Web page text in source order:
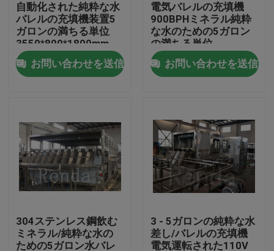
工場旅行
品質管理
引用を要求しなさい
Company News
ビール充填機
自動化された純粋な水
バレルの充填機装置5
ガロンの満ちる単位
3550*800*1800mm
お問い合わせを送信
電気バレルの充填機
900BPHミネラル純粋
な水のための5ガロン
の満ちる単位
お問い合わせを送信
304ステンレス鋼飲む
ミネラル/純粋な水の
ための5ガロン水バレ
3 - 5ガロンの純粋な水
差し/バレルの充填機
電気運転された110V